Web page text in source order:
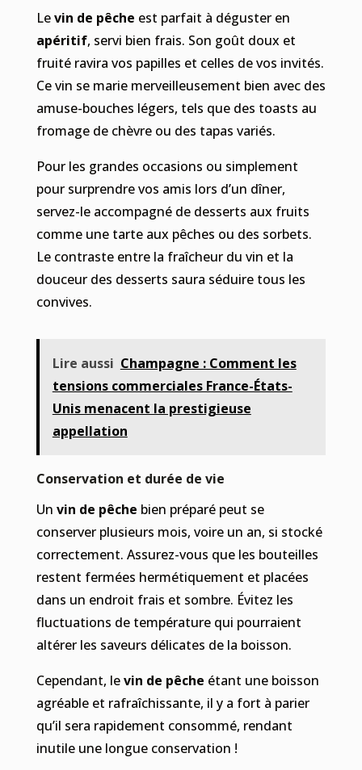
Levin de pêche est parfait à déguster en
apéritif, servi bien frais. Son goût doux et
fruité ravira vos papilles et celles de vos invités.
Ce vin se marie merveilleusement bien avec des
amuse-bouches légers, tels que des toasts au
fromage de chèvre ou des tapas variés.
Pour les grandes occasions ou simplement
pour surprendre vos amis lors d’un dîner,
servez-le accompagné de desserts aux fruits
comme une tarte aux pêches ou des sorbets.
Le contraste entre la fraîcheur du vin et la
douceur des desserts saura séduire tous les
convives.
Lire aussi Champagne : Comment les
tensions commerciales France-États-
Unis menacent la prestigieuse
appellation
Conservation et durée de vie
Un vin de pêche bien préparé peut se
conserver plusieurs mois, voire un an, si stocké
correctement. Assurez-vous que les bouteilles
restent fermées hermétiquement et placées
dans un endroit frais et sombre. Évitez les
fluctuations de température qui pourraient
altérer les saveurs délicates de la boisson.
Cependant, levin de pêche étant une boisson
agréable et rafraîchissante, il y a fort à parier
qu’il sera rapidement consommé, rendant
inutile une longue conservation !